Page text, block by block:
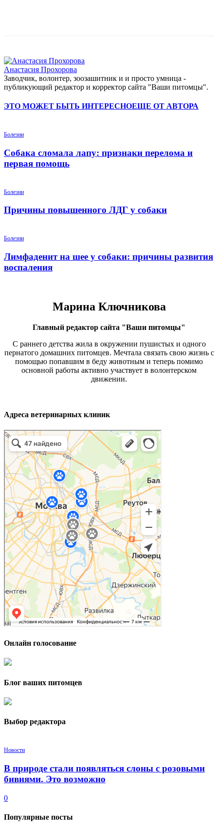
Анастасия Прохорова
Заводчик, волонтер, зоозашитник и и просто умница -
публикующий редактор и корректор сайта "Ваши питомцы".
ЭТО МОЖЕТ БЫТЬ ИНТЕРЕСНОЕЩЕ ОТ АВТОРА
Болезни
Собака сломала лапу: признаки перелома и
первая помощь
Болезни
Причины повышенного ЛДГ у собаки
Болезни
Лимфаденит на шее у собаки: причины развития
воспаления
Марина Ключникова
Главный редактор сайта "Ваши питомцы"
С раннего детства жила в окружении пушистых и одного
пернатого домашних питомцев. Мечтала связать свою жизнь с
помощью попавшим в беду животным и теперь помимо
основной работы активно участвует в волонтерском
движении.
Адреса ветеринарных клиник
Онлайн голосование
Блог ваших питомцев
Выбор редактора
Новости
В природе стали появляться слоны с розовыми
бивнями. Это возможно
0
Популярные посты